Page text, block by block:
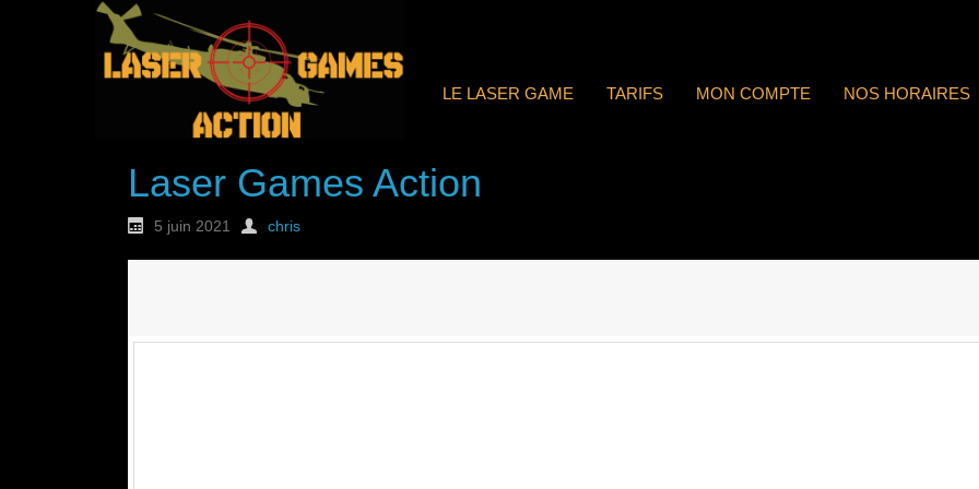
LE LASER GAME TARIFS MON COMPTE NOS HORAIRES
Laser Games Action
5 juin 2021 chris